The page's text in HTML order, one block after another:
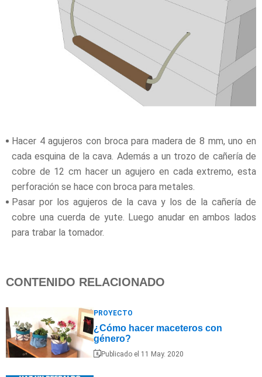
Hacer 4 agujeros con broca para madera de 8 mm, uno en
cada esquina de la cava. Además a un trozo de cañería de
cobre de 12 cm hacer un agujero en cada extremo, esta
perforación se hace con broca para metales.
Pasar por los agujeros de la cava y los de la cañería de
cobre una cuerda de yute. Luego anudar en ambos lados
para trabar la tomador.
CONTENIDO RELACIONADO
PROYECTO
¿Cómo hacer maceteros con
género?
Publicado el 11 May. 2020